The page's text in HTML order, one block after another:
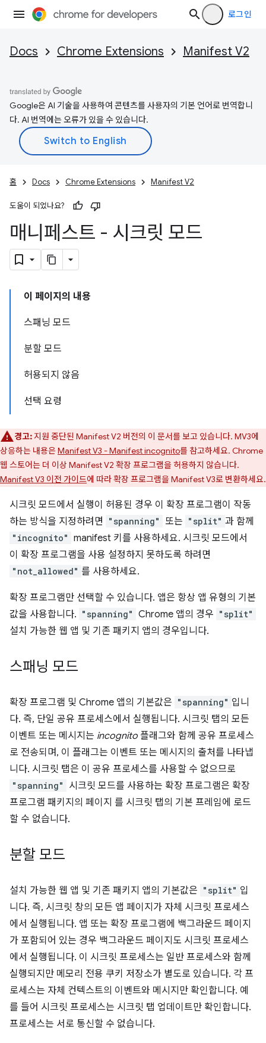
로그인
Docs Chrome Extensions Manifest V2
Google은 AI 기술을 사용하여 콘텐츠를 사용자의 기본 언어로 번역합니
다. AI 번역에는 오류가 있을 수 있습니다.
홈 Docs Chrome Extensions Manifest V2
도움이 되었나요?
매니페스트 - 시크릿 모드
이 페이지의 내용
스패닝 모드
분할 모드
허용되지 않음
선택 요령
경고:지원 중단된 Manifest V2 버전의 이 문서를 보고 있습니다. MV3에
상응하는 내용은Manifest V3 - Manifest incognito를 참고하세요. Chrome
웹 스토어는 더 이상 Manifest V2 확장 프로그램을 허용하지 않습니다.
Manifest V3 이전 가이드에 따라 확장 프로그램을 Manifest V3로 변환하세요.
시크릿 모드에서 실행이 허용된 경우 이 확장 프로그램이 작동
하는 방식을 지정하려면
"spanning" 또는 "split" 과 함께
"incognito" manifest 키를 사용하세요. 시크릿 모드에서
이 확장 프로그램을 사용 설정하지 못하도록 하려면
"not_allowed" 를 사용하세요.
확장 프로그램만 선택할 수 있습니다. 앱은 항상 앱 유형의 기본
값을 사용합니다. "spanning" Chrome 앱의 경우 "split"
설치 가능한 웹 앱 및 기존 패키지 앱의 경우입니다.
스패닝 모드
확장 프로그램 및 Chrome 앱의 기본값은 "spanning" 입니
다. 즉, 단일 공유 프로세스에서 실행됩니다. 시크릿 탭의 모든
이벤트 또는 메시지는 incognito 플래그와 함께 공유 프로세스
로 전송되며, 이 플래그는 이벤트 또는 메시지의 출처를 나타냅
니다. 시크릿 탭은 이 공유 프로세스를 사용할 수 없으므로
"spanning"
시크릿 모드를 사용하는 확장 프로그램은 확장
프로그램 패키지의 페이지 를 시크릿 탭의 기본 프레임에 로드
할 수 없습니다.
분할 모드
설치 가능한 웹 앱 및 기존 패키지 앱의 기본값은 "split" 입
니다. 즉, 시크릿 창의 모든 앱 페이지가 자체 시크릿 프로세스
에서 실행됩니다. 앱 또는 확장 프로그램에 백그라운드 페이지
가 포함되어 있는 경우 백그라운드 페이지도 시크릿 프로세스
에서 실행됩니다. 이 시크릿 프로세스는 일반 프로세스와 함께
실행되지만 메모리 전용 쿠키 저장소가 별도로 있습니다. 각 프
로세스는 자체 컨텍스트의 이벤트와 메시지만 확인합니다. 예
를 들어 시크릿 프로세스는 시크릿 탭 업데이트만 확인합니다.
프로세스는 서로 통신할 수 없습니다.